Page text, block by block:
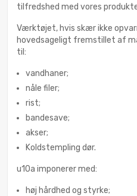
tilfredshed med vores
Værktøjet, hvis skær ikke
hovedsageligt fremstillet af
til:
vandhaner;
nåle filer;
rist;
bandesave;
akser;
Koldstempling dør.
u10a imponerer med:
høj hårdhed og styrke;